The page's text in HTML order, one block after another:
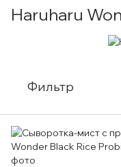
Haruharu
Фильтр